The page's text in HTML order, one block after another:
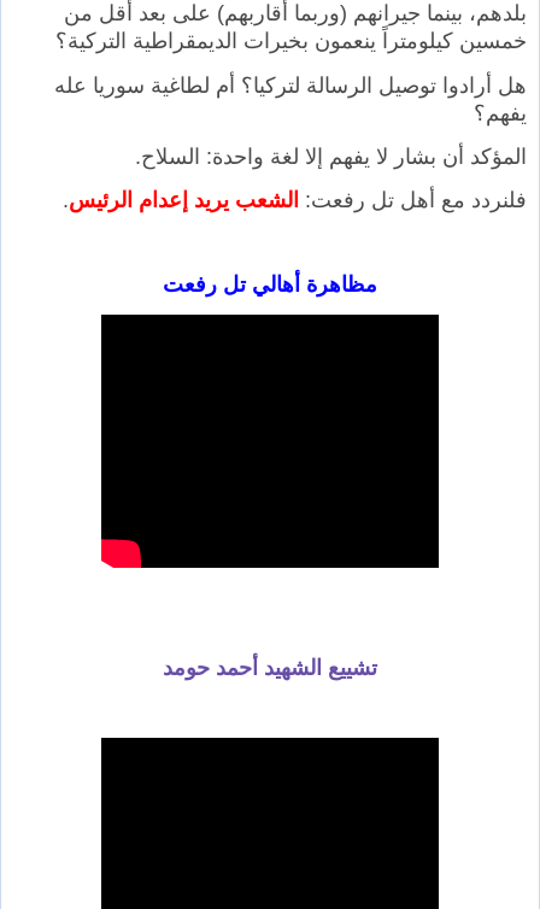
بلدهم، بينما جيرانهم (وربما أقاربهم) على بعد أقل من
خمسين كيلومتراً ينعمون بخيرات الديمقراطية التركية؟
هل أرادوا توصيل الرسالة لتركيا؟ أم لطاغية سوريا عله
يفهم؟
المؤكد أن بشار لا يفهم إلا لغة واحدة: السلاح.
فلنردد مع أهل تل رفعت: الشعب يريد إعدام الرئيس.
مظاهرة أهالي تل رفعت
تشييع الشهيد أحمد حومد